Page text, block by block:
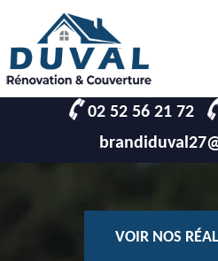
02 52 56 21 72
VOIR NOS